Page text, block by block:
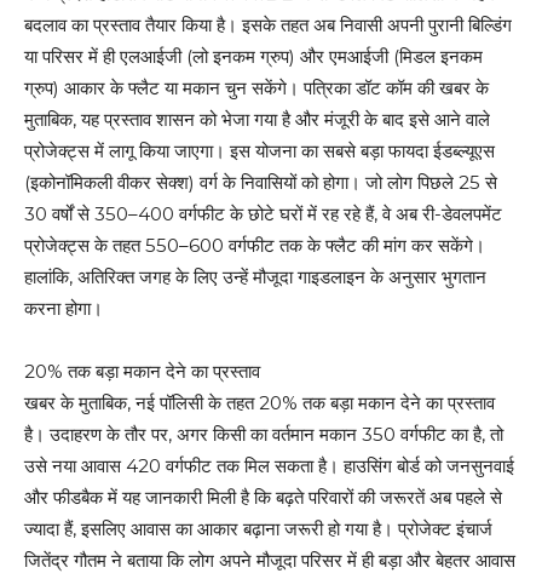
बदलाव का प्रस्ताव तैयार किया है। इसके तहत अब निवासी अपनी पुरानी बिल्डिंग
या परिसर में ही एलआईजी (लो इनकम ग्रुप) और एमआईजी (मिडल इनकम
ग्रुप) आकार के फ्लैट या मकान चुन सकेंगे। पत्रिका डॉट कॉम की खबर के
मुताबिक, यह प्रस्ताव शासन को भेजा गया है और मंजूरी के बाद इसे आने वाले
प्रोजेक्ट्स में लागू किया जाएगा। इस योजना का सबसे बड़ा फायदा ईडब्ल्यूएस
(इकोनॉमिकली वीकर सेक्श) वर्ग के निवासियों को होगा। जो लोग पिछले 25 से
30 वर्षों से 350–400 वर्गफीट के छोटे घरों में रह रहे हैं, वे अब री-डेवलपमेंट
प्रोजेक्ट्स के तहत 550–600 वर्गफीट तक के फ्लैट की मांग कर सकेंगे।
हालांकि, अतिरिक्त जगह के लिए उन्हें मौजूदा गाइडलाइन के अनुसार भुगतान
करना होगा।
20% तक बड़ा मकान देने का प्रस्ताव
खबर के मुताबिक, नई पॉलिसी के तहत 20% तक बड़ा मकान देने का प्रस्ताव
है। उदाहरण के तौर पर, अगर किसी का वर्तमान मकान 350 वर्गफीट का है, तो
उसे नया आवास 420 वर्गफीट तक मिल सकता है। हाउसिंग बोर्ड को जनसुनवाई
और फीडबैक में यह जानकारी मिली है कि बढ़ते परिवारों की जरूरतें अब पहले से
ज्यादा हैं, इसलिए आवास का आकार बढ़ाना जरूरी हो गया है। प्रोजेक्ट इंचार्ज
जितेंद्र गौतम ने बताया कि लोग अपने मौजूदा परिसर में ही बड़ा और बेहतर आवास